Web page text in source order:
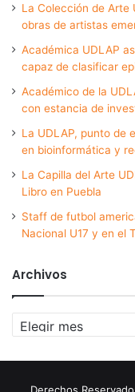
La Colección de Arte
obras de artistas
Académica UDLAP
capaz de clasificar
Académico de la
con estancia de
La UDLAP, punto de
en bioinformática y
La Capilla del Arte
Libro en Puebla
Staff de futbol
Nacional U17 y en el
Archivos
Archivos